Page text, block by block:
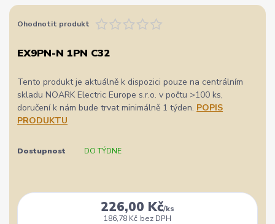
Ohodnotit produkt
EX9PN-N 1PN C32
Tento produkt je aktuálně k dispozici pouze na centrálním
skladu NOARK Electric Europe s.r.o. v počtu >100 ks,
doručení k nám bude trvat minimálně 1 týden. POPIS
PRODUKTU
Dostupnost DO TÝDNE
226,00 Kč/ks
186,78 Kč bez DPH